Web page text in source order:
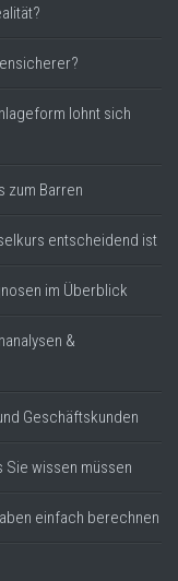
lohnt sich
zum Barren
entscheidend ist
im Überblick
&
Geschäftskunden
Sie wissen müssen
einfach berechnen